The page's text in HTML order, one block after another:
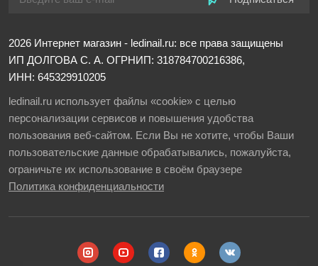
2026 Интернет магазин - ledinail.ru: все права защищены
ИП ДОЛГОВА С. А. ОГРНИП: 318784700216386,
ИНН: 645329910205
ledinail.ru использует файлы «cookie» с целью
персонализации сервисов и повышения удобства
пользования веб-сайтом. Если Вы не хотите, чтобы Ваши
пользовательские данные обрабатывались, пожалуйста,
ограничьте их использование в своём браузере
Политика конфиденциальности